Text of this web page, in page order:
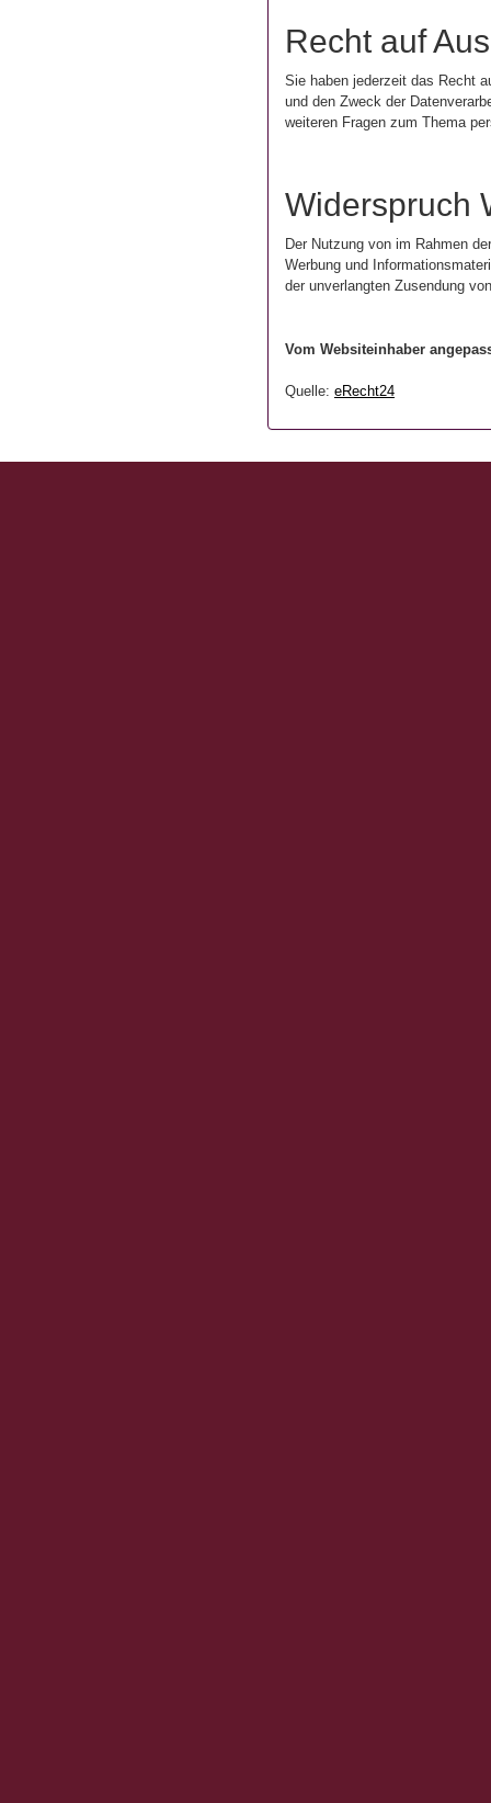
Recht auf
Sie haben jederzeit das Recht
und den Zweck der
weiteren Fragen zum Thema
Widerspruch
Der Nutzung von im Rahmen
Werbung und
der unverlangten Zusendung
Vom Websiteinhaber
Quelle: eRecht24